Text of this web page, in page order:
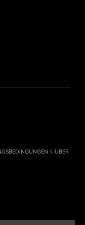
& ÜBER